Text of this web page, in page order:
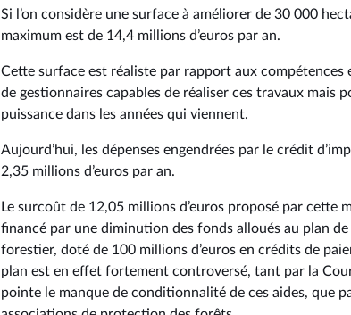
Si l’on considère une surface à améliorer de 30 000
maximum est de 14,4 millions d’euros par an.
Cette surface est réaliste par rapport aux compétences
de gestionnaires capables de réaliser ces travaux mais
puissance dans les années qui viennent.
Aujourd’hui, les dépenses engendrées par le crédit
2,35 millions d’euros par an.
Le surcoût de 12,05 millions d’euros proposé par cette
financé par une diminution des fonds alloués au plan
forestier, doté de 100 millions d’euros en crédits de
plan est en effet fortement controversé, tant par la
pointe le manque de conditionnalité de ces aides, que